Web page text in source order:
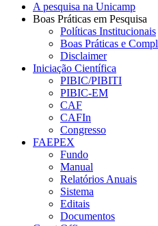
A pesquisa na Unicamp
Boas Práticas em Pesquisa
Políticas Institucionais
Boas Práticas e
Disclaimer
Iniciação Científica
PIBIC/PIBITI
PIBIC-EM
CAF
CAFIn
Congresso
FAEPEX
Fundo
Manual
Relatórios Anuais
Sistema
Editais
Documentos